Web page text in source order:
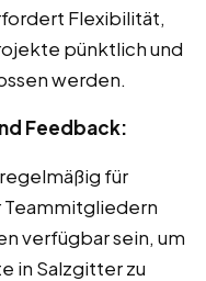
Flexibilität,
pünktlich und
werden.
Feedback:
für
verfügbar sein, um
in Salzgitter zu